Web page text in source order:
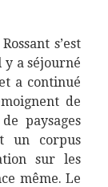
s’est
y a séjourné
a continué
de
paysages
un corpus
sur les
même. Le